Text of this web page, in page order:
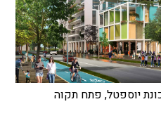
יוספטל, פתח תקוה